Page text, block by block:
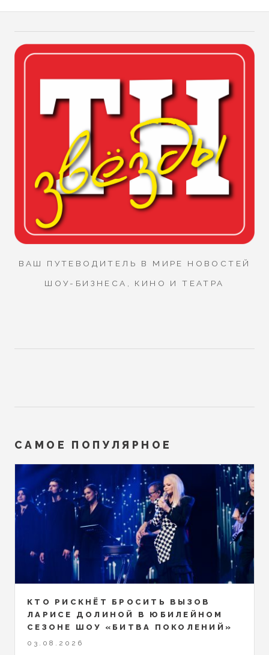
ВАШ ПУТЕВОДИТЕЛЬ В МИРЕ НОВОСТЕЙ
ШОУ-БИЗНЕСА, КИНО И ТЕАТРА
САМОЕ ПОПУЛЯРНОЕ
КТО РИСКНЁТ БРОСИТЬ ВЫЗОВ
ЛАРИСЕ ДОЛИНОЙ В ЮБИЛЕЙНОМ
СЕЗОНЕ ШОУ «БИТВА ПОКОЛЕНИЙ»
03.08.2026